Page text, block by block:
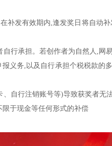
补发有效期内,逢发奖日将自动补
行承担。若创作者为自然人,网
义务,以及自行承担个税税款的
自行注销账号等)导致获奖者无
于现金等任何形式的补偿